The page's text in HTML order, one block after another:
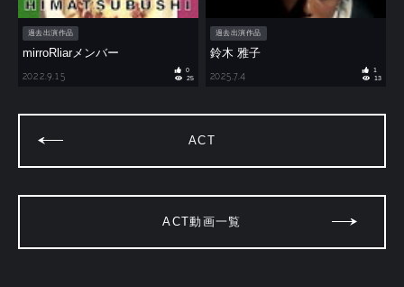
過去出演作品
mirroRliarメンバー
2022.9.15
0
25
過去出演作品
鈴木 雅子
2025.7.4
1
13
ACT
ACT動画一覧